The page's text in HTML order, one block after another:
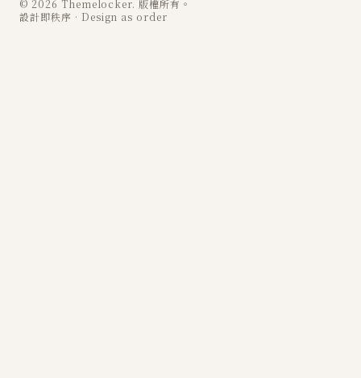
© 2026 Themelocker. 版權所有。
設計即秩序 · Design as order